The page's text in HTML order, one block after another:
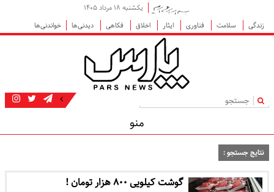
یکشنبه ۱۸ مرداد ۱۴۰۵
زندگی
سلامت فناوری ایثار اخلاق فکاهی دیدنی‌ها خواندنی‌ها
|
منو
نتایج جستجو :
گوشت کیلویی ۸۰۰ هزار تومان !